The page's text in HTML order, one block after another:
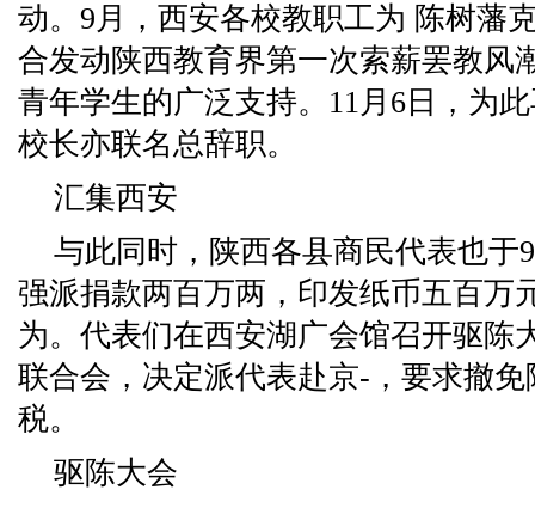
动。9月，西安各校教职工为 陈树藩
合发动陕西教育界第一次索薪罢教风
青年学生的广泛支持。11月6日，为
校长亦联名总辞职。
汇集西安
与此同时，陕西各县商民代表也于
强派捐款两百万两，印发纸币五百万
为。代表们在西安湖广会馆召开驱陈
联合会，决定派代表赴京-，要求撤
税。
驱陈大会